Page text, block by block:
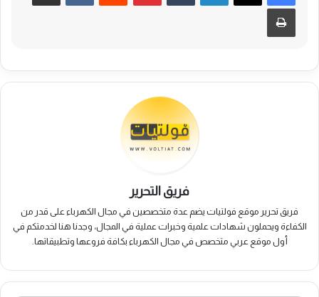
طباعة
فريق التحرير
فريق تحرير موقع فولتيات يضم عدة متخصصين في مجال الكهرباء على قدر من
الكفاءة ويحملون شهادات علمية وخبرات عملية في المجال، وجدنا هنا لخدمتكم في
أول موقع عربي متخصص في مجال الكهرباء بكافة فروعها وتطبيقاتها.